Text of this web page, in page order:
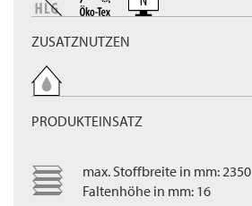
ZUSATZNUTZEN
PRODUKTEINSATZ
max. Stoffbreite in mm: 2350
Faltenhöhe in mm: 16